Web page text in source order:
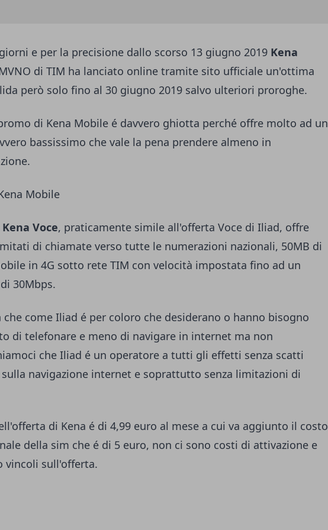
e per la precisione dallo scorso 13 giugno 2019 Kena
di TIM ha lanciato online tramite sito ufficiale un'ottima
però solo fino al 30 giugno 2019 salvo ulteriori proroghe.
di Kena Mobile é davvero ghiotta perché offre molto ad un
bassissimo che vale la pena prendere almeno in
Kena Voce, praticamente simile all'offerta Voce di Iliad, offre
di chiamate verso tutte le numerazioni nazionali, 50MB di
in 4G sotto rete TIM con velocità impostata fino ad un
30Mbps.
che come Iliad é per coloro che desiderano o hanno bisogno
di telefonare e meno di navigare in internet ma non
che Iliad é un operatore a tutti gli effetti senza scatti
navigazione internet e soprattutto senza limitazioni di
di Kena é di 4,99 euro al mese a cui va aggiunto il costo
della sim che é di 5 euro, non ci sono costi di attivazione e
vincoli sull'offerta.